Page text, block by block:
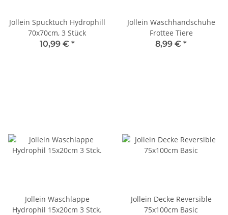
Jollein Spucktuch Hydrophill
70x70cm, 3 Stück
10,99 € *
Jollein Waschhandschuhe
Frottee Tiere
8,99 € *
Jollein Waschlappe
Hydrophil 15x20cm 3 Stck.
Jollein Decke Reversible
75x100cm Basic